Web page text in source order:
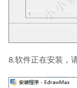
8.软件正在安装，